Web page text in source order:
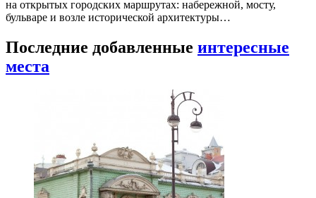
на открытых городских маршрутах: набережной, мосту,
бульваре и возле исторической архитектуры…
Последние добавленные интересные
места